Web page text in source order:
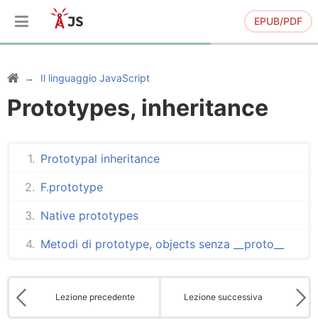
EPUB/PDF
Il linguaggio JavaScript
Prototypes, inheritance
Prototypal inheritance
F.prototype
Native prototypes
Metodi di prototype, objects senza __proto__
Lezione precedente Lezione successiva